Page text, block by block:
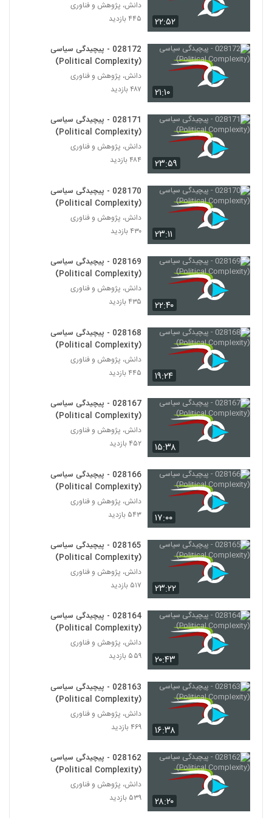
Complexity)
۴۳۵ بازدید
028170 - پیچیدگی سیاسی (Political
Complexity)
161
Complexity)
۴۸۴ بازدید
Complexity)
۴۸۷ بازدید
028173 - پیچیدگی سیاسی (Political
Complexity)
164
Complexity)
Ecology)
۵۳۳ بازدید
028176 - محیط زیست سیستم (Systems
Ecology)
167
Ecology)
168
Ecology)
028179 - محیط زیست سیستم (Systems
Ecology)
۴۹۸ بازدید
170
Ecology)
171
Ecology)
028182 - محیط زیست سیستم (Systems
Ecology)
۴۸۱ بازدید
173
Ecology)
Ecology)
۴۸۳ بازدید
Ecology)
۵۴۷ بازدید
۲۲:۵۲
دانش، پژوهش و فناوری
۴۴۵ بازدید
۲۱:۱۰
028172 - پیچیدگی سیاسی
(Political Complexity)
دانش، پژوهش و فناوری
۴۸۷ بازدید
۲۳:۵۹
028171 - پیچیدگی سیاسی
(Political Complexity)
دانش، پژوهش و فناوری
۴۸۴ بازدید
۲۳:۱۱
028170 - پیچیدگی سیاسی
(Political Complexity)
دانش، پژوهش و فناوری
۴۳۰ بازدید
۲۲:۴۰
028169 - پیچیدگی سیاسی
(Political Complexity)
دانش، پژوهش و فناوری
۴۳۵ بازدید
۱۹:۲۴
028168 - پیچیدگی سیاسی
(Political Complexity)
دانش، پژوهش و فناوری
۴۴۵ بازدید
۱۵:۳۸
028167 - پیچیدگی سیاسی
(Political Complexity)
دانش، پژوهش و فناوری
۴۵۲ بازدید
۱۷:۰۰
028166 - پیچیدگی سیاسی
(Political Complexity)
دانش، پژوهش و فناوری
۵۴۳ بازدید
۲۳:۲۲
028165 - پیچیدگی سیاسی
(Political Complexity)
دانش، پژوهش و فناوری
۵۱۷ بازدید
۲۰:۴۳
028164 - پیچیدگی سیاسی
(Political Complexity)
دانش، پژوهش و فناوری
۵۵۹ بازدید
۱۶:۳۸
028163 - پیچیدگی سیاسی
(Political Complexity)
دانش، پژوهش و فناوری
۴۶۹ بازدید
۲۸:۲۰
028162 - پیچیدگی سیاسی
(Political Complexity)
دانش، پژوهش و فناوری
۵۳۹ بازدید